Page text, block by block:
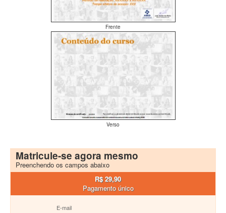
Frente
Verso
Matricule-se agora mesmo
Preenchendo os campos abaixo
R$ 29,90
Pagamento único
E-mail